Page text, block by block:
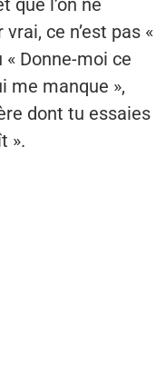
que l’on ne
ce n’est pas «
Donne-moi ce
me manque »,
dont tu essaies
».